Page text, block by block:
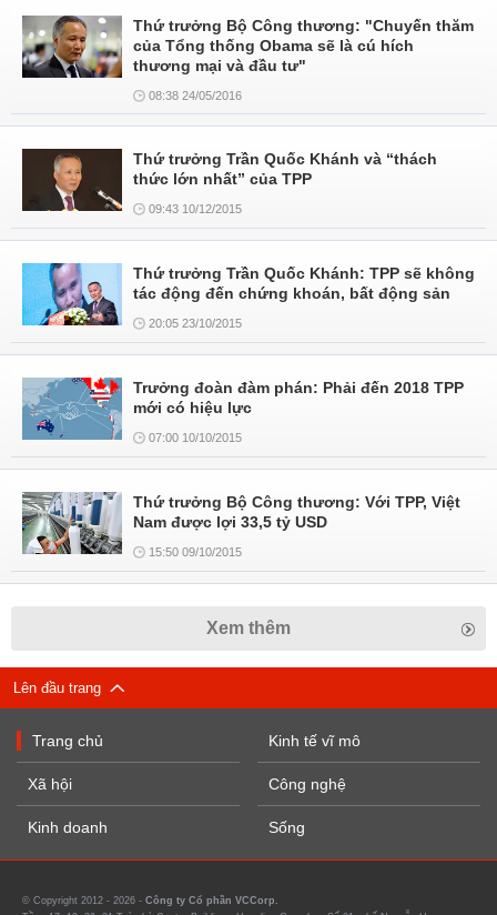
Thứ trưởng Bộ Công thương: "Chuyến thăm
của Tổng thống Obama sẽ là cú hích
thương mại và đầu tư"
08:38 24/05/2016
Thứ trưởng Trần Quốc Khánh và “thách
thức lớn nhất” của TPP
09:43 10/12/2015
Thứ trưởng Trần Quốc Khánh: TPP sẽ không
tác động đến chứng khoán, bất động sản
20:05 23/10/2015
Trưởng đoàn đàm phán: Phải đến 2018 TPP
mới có hiệu lực
07:00 10/10/2015
Thứ trưởng Bộ Công thương: Với TPP, Việt
Nam được lợi 33,5 tỷ USD
15:50 09/10/2015
Xem thêm
Lên đầu trang
Trang chủ
Xã hội
Kinh doanh
Kinh tế vĩ mô
Công nghệ
Sống
© Copyright 2012 - 2026 - Công ty Cổ phần VCCorp.